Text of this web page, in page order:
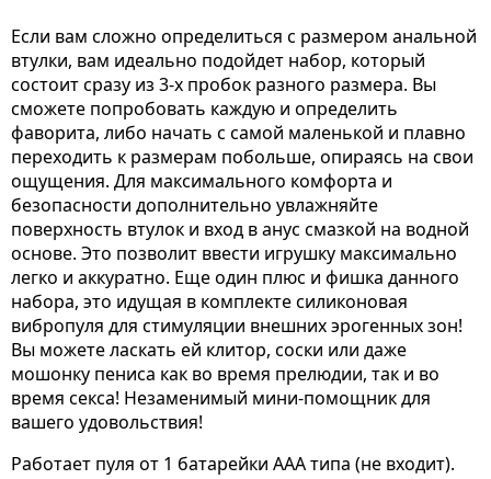
Если вам сложно определиться с размером анальной
втулки, вам идеально подойдет набор, который
состоит сразу из 3-х пробок разного размера. Вы
сможете попробовать каждую и определить
фаворита, либо начать с самой маленькой и плавно
переходить к размерам побольше, опираясь на свои
ощущения. Для максимального комфорта и
безопасности дополнительно увлажняйте
поверхность втулок и вход в анус смазкой на водной
основе. Это позволит ввести игрушку максимально
легко и аккуратно. Еще один плюс и фишка данного
набора, это идущая в комплекте силиконовая
вибропуля для стимуляции внешних эрогенных зон!
Вы можете ласкать ей клитор, соски или даже
мошонку пениса как во время прелюдии, так и во
время секса! Незаменимый мини-помощник для
вашего удовольствия!
Работает пуля от 1 батарейки ААА типа (не входит).